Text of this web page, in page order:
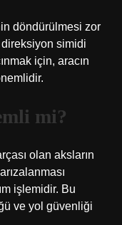
döndürülmesi zor
direksiyon simidi
için, aracın
mi?
olan aksların
işlemidir. Bu
ve yol güvenliği